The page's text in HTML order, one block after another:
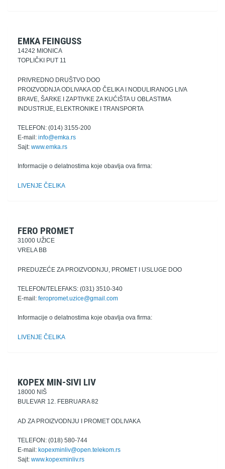
EMKA FEINGUSS
14242 MIONICA
TOPLIČKI PUT 11
PRIVREDNO DRUŠTVO DOO
PROIZVODNJA ODLIVAKA OD ČELIKA I NODULIRANOG LIVA
BRAVE, ŠARKE I ZAPTIVKE ZA KUĆIŠTA U OBLASTIMA
INDUSTRIJE, ELEKTRONIKE I TRANSPORTA
TELEFON: (014) 3155-200
E-mail: info@emka.rs
Sajt: www.emka.rs
Informacije o delatnostima koje obavlja ova firma:
LIVENJE ČELIKA
FERO PROMET
31000 UŽICE
VRELA BB
PREDUZEĆE ZA PROIZVODNJU, PROMET I USLUGE DOO
TELEFON/TELEFAKS: (031) 3510-340
E-mail: feropromet.uzice@gmail.com
Informacije o delatnostima koje obavlja ova firma:
LIVENJE ČELIKA
KOPEX MIN-SIVI LIV
18000 NIŠ
BULEVAR 12. FEBRUARA 82
AD ZA PROIZVODNJU I PROMET ODLIVAKA
TELEFON: (018) 580-744
E-mail: kopexminliv@open.telekom.rs
Sajt: www.kopexminliv.rs